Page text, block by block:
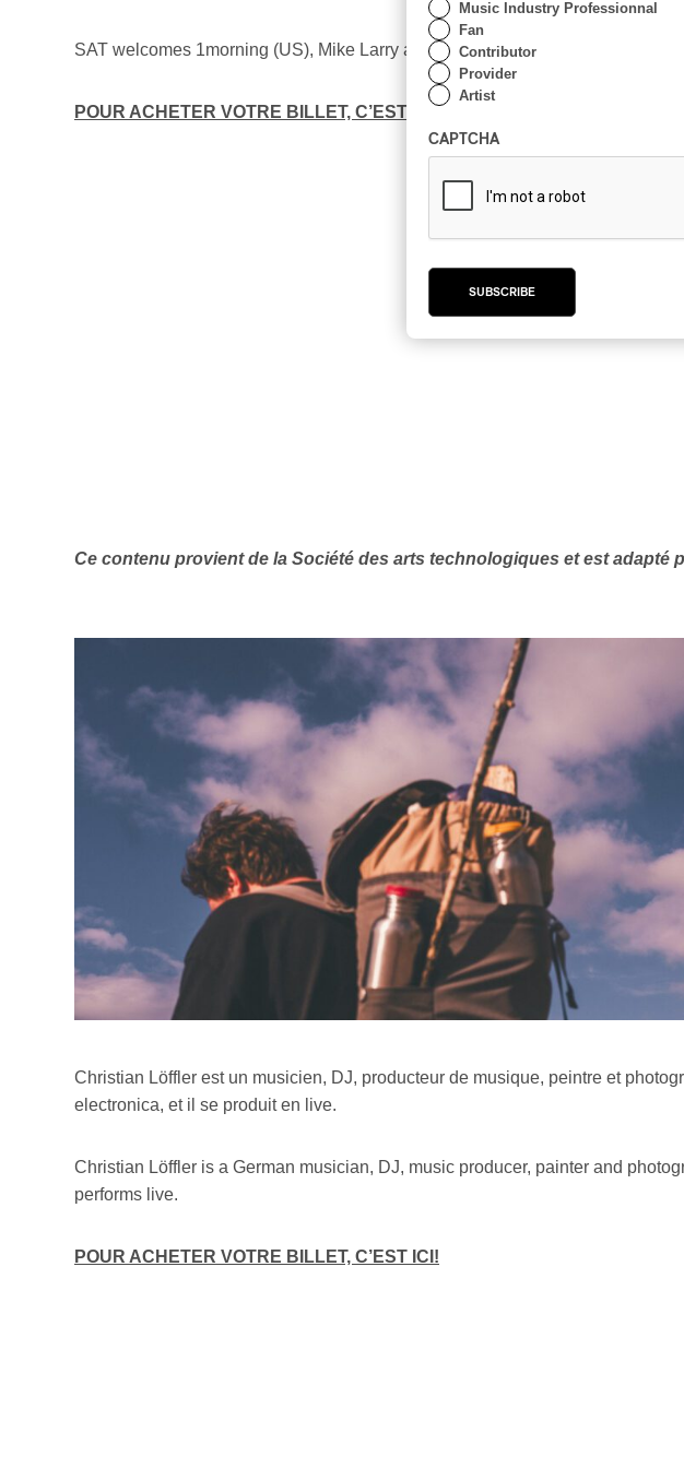
SAT welcomes 1morning (US), Mike Larry and Asha b2b Runa for an evening
POUR ACHETER VOTRE BILLET, C’EST ICI!
Ce contenu provient de la Société des arts technologiques et est adapté
Christian Löffler est un musicien, DJ, producteur de musique, peintre et
electronica, et il se produit en live.
Christian Löffler is a German musician, DJ, music producer, painter and
performs live.
POUR ACHETER VOTRE BILLET, C’EST ICI!
Music Industry Professionnal
Fan
Contributor
Provider
Artist
CAPTCHA
SUBSCRIBE